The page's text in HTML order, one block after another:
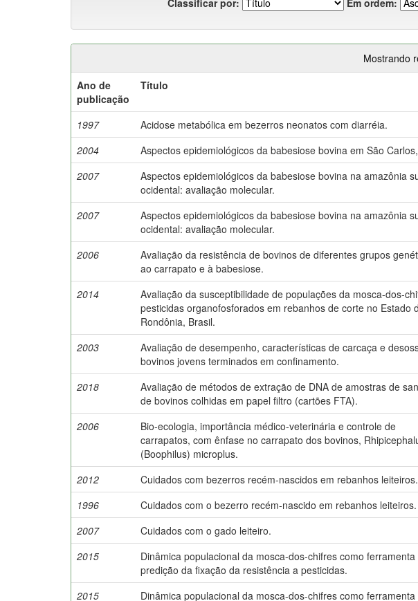
Mostrando
Ano de
publicação
Título
1997 Acidose metabólica em bezerros neonatos com diarréia.
2004
Aspectos epidemiológicos da babesiose bovina em São
2007
Aspectos epidemiológicos da babesiose bovina na amazônia
ocidental: avaliação molecular.
2007
Aspectos epidemiológicos da babesiose bovina na amazônia
ocidental: avaliação molecular.
2006
Avaliação da resistência de bovinos de diferentes grupos
ao carrapato e à babesiose.
2014
Avaliação da susceptibilidade de populações da mosca-dos-
pesticidas organofosforados em rebanhos de corte no Estado
Rondônia, Brasil.
2003
Avaliação de desempenho, características de carcaça e
bovinos jovens terminados em confinamento.
2018
Avaliação de métodos de extração de DNA de amostras de
de bovinos colhidas em papel filtro (cartões FTA).
2006
Bio-ecologia, importância médico-veterinária e controle de
carrapatos, com ênfase no carrapato dos bovinos,
(Boophilus) microplus.
2012 Cuidados com bezerros recém-nascidos em rebanhos leiteiros.
1996
Cuidados com o bezerro recém-nascido em rebanhos leiteiros.
2007
Cuidados com o gado leiteiro.
2015
Dinâmica populacional da mosca-dos-chifres como ferramenta
predição da fixação da resistência a pesticidas.
2015
Dinâmica populacional da mosca-dos-chifres como ferramenta